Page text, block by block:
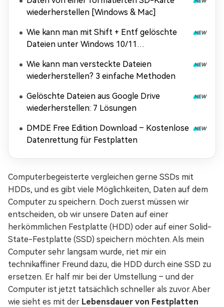
wiederherstellen [Windows & Mac]
Wie kann man mit Shift + Entf gelöschte
Dateien unter Windows 10/11
Wie kann man versteckte Dateien
wiederherstellen? 3 einfache Methoden
Gelöschte Dateien aus Google Drive
wiederherstellen: 7 Lösungen
DMDE Free Edition Download – Kostenlose
Datenrettung für Festplatten
Computerbegeisterte vergleichen gerne SSDs mit
HDDs, und es gibt viele Möglichkeiten, Daten auf dem
Computer zu speichern. Doch zuerst müssen wir
entscheiden, ob wir unsere Daten auf einer
herkömmlichen Festplatte (HDD) oder auf einer Solid-
State-Festplatte (SSD) speichern möchten. Als mein
Computer sehr langsam wurde, riet mir ein
technikaffiner Freund dazu, die HDD durch eine SSD zu
ersetzen. Er half mir bei der Umstellung – und der
Computer ist jetzt tatsächlich schneller als zuvor. Aber
wie sieht es mit der Lebensdauer von Festplatten